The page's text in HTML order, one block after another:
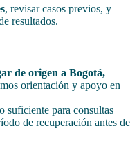
, revisar casos previos, y
resultados.
de origen a Bogotá,
orientación y apoyo en
suficiente para consultas
de recuperación antes de